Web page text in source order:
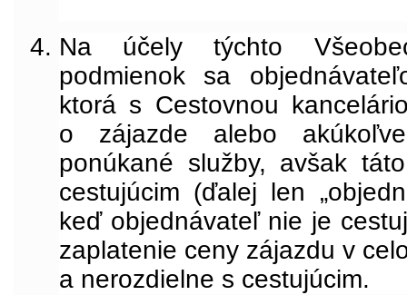
Na účely týchto
podmienok sa
ktorá s Cestovnou
o zájazde alebo
ponúkané služby, avšak
cestujúcim (ďalej len
keď objednávateľ nie je
zaplatenie ceny zájazdu v
a nerozdielne s cestujúcim.